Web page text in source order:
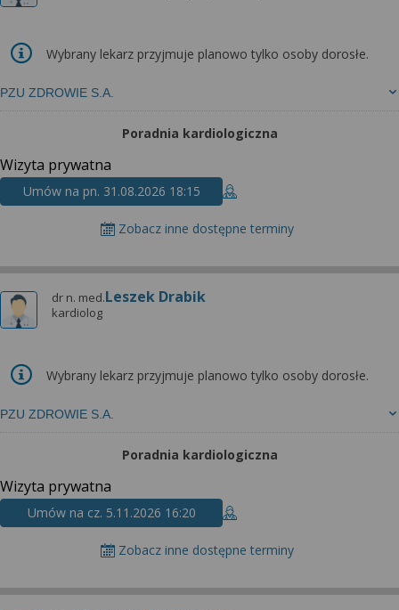
PZU ZDROWIE S.A.
Wybrany lekarz przyjmuje planowo tylko osoby dorosłe.
Poradnia kardiologiczna
Wizyta prywatna
Umów na pn. 31.08.2026 18:15
Zobacz inne dostępne terminy
dr n. med.Leszek Drabik
kardiolog
PZU ZDROWIE S.A.
Wybrany lekarz przyjmuje planowo tylko osoby dorosłe.
Poradnia kardiologiczna
Wizyta prywatna
Umów na cz. 5.11.2026 16:20
Zobacz inne dostępne terminy